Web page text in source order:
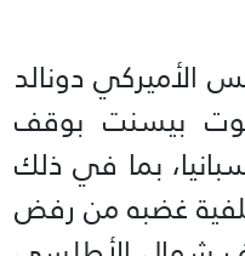
الأميركي دونالد
بيسنت بوقف
بما في ذلك
خلفية غضبه من رفض